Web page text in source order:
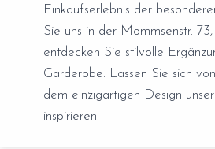
Einkaufserlebnis der
Sie uns in der Mommsenstr.
entdecken Sie stilvolle
Garderobe. Lassen Sie sich
dem einzigartigen Design
inspirieren.